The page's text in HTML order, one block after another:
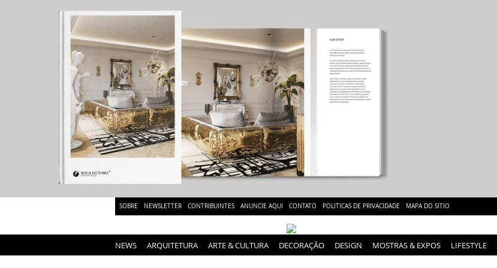
SOBRE NEWSLETTER CONTRIBUINTES ANUNCIE AQUI CONTATO POLITICAS DE PRIVACIDADE MAPA DO SITIO
NEWS ARQUITETURA ARTE & CULTURA DECORAÇÃO DESIGN MOSTRAS & EXPOS LIFESTYLE